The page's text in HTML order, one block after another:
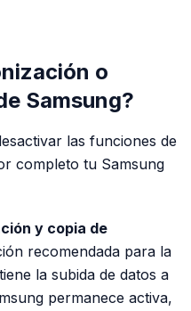
o
Samsung?
las funciones de
completo tu Samsung
y copia de
recomendada para la
la subida de datos a
permanece activa,